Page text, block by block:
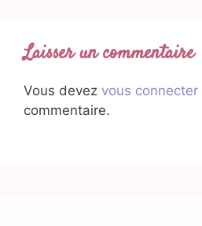
Laisser un commentaire
Vous devez vous connecter
commentaire.